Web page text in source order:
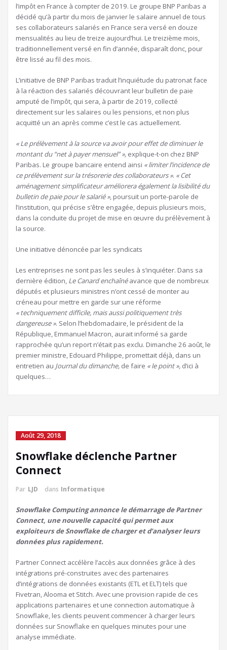
l’impôt en France à compter de 2019. Le groupe BNP Paribas a
décidé qu’à partir du mois de janvier le salaire annuel de tous
ses collaborateurs salariés en France sera versé en douze
mensualités au lieu de treize aujourd’hui. Le treizième mois,
traditionnellement versé en fin d’année, disparaît donc, pour
être lissé au fil des mois.
L’initiative de BNP Paribas traduit l’inquiétude du patronat face
à la réaction des salariés découvrant leur bulletin de paie
amputé de l’impôt, qui sera, à partir de 2019, collecté
directement sur les salaires ou les pensions, et non plus
acquitté un an après comme c’est le cas actuellement.
« Le prélèvement à la source va avoir pour effet de diminuer le
montant du “net à payer mensuel” », explique-t-on chez BNP
Paribas. Le groupe bancaire entend ainsi « limiter l’incidence de
ce prélèvement sur la trésorerie des collaborateurs ». « Cet
aménagement simplificateur améliorera également la lisibilité du
bulletin de paie pour le salarié », poursuit un porte-parole de
l’institution, qui précise s’être engagée, depuis plusieurs mois,
dans la conduite du projet de mise en œuvre du prélèvement à
la source.
Une initiative dénoncée par les syndicats
Les entreprises ne sont pas les seules à s’inquiéter. Dans sa
dernière édition, Le Canard enchaînéavance que de nombreux
députés et plusieurs ministres n’ont cessé de monter au
créneau pour mettre en garde sur une réforme
« techniquement difficile, mais aussi politiquement très
dangereuse ». Selon l’hebdomadaire, le président de la
République, Emmanuel Macron, aurait informé sa garde
rapprochée qu’un report n’était pas exclu. Dimanche 26 août, le
premier ministre, Edouard Philippe, promettait déjà, dans un
entretien au Journal du dimanche, de faire « le point », d’ici à
quelques…
Août 29, 2018
Snowflake déclenche Partner
Connect
Par LJD dans Informatique
Snowflake Computing annonce le démarrage de Partner
Connect, une nouvelle capacité qui permet aux
exploiteurs de Snowflake de charger et d’analyser leurs
données plus rapidement.
Partner Connect accélère l’accès aux données grâce à des
intégrations pré-construites avec des partenaires
d’intégrations de données existants (ETL et ELT) tels que
Fivetran, Alooma et Stitch. Avec une provision rapide de ces
applications partenaires et une connection automatique à
Snowflake, les clients peuvent commencer à charger leurs
données sur Snowflake en quelques minutes pour une
analyse immédiate.